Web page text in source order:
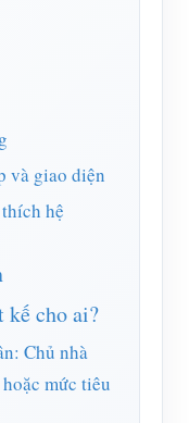
năng lượng
PV năng lượng mặt
PV
và giao diện
hệ
cho ai?
Chủ nhà
mức tiêu